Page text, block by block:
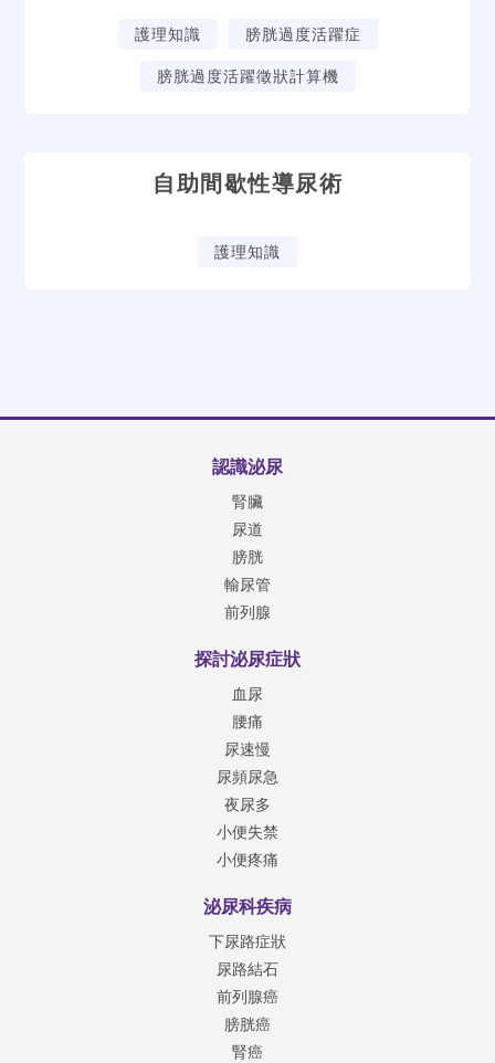
護理知識
膀胱過度活躍症
膀胱過度活躍徵狀計算機
自助間歇性導尿術
護理知識
認識泌尿
腎臟
尿道
膀胱
輸尿管
前列腺
探討泌尿症狀
血尿
腰痛
尿速慢
尿頻尿急
夜尿多
小便失禁
小便疼痛
泌尿科疾病
下尿路症狀
尿路結石
前列腺癌
膀胱癌
腎癌